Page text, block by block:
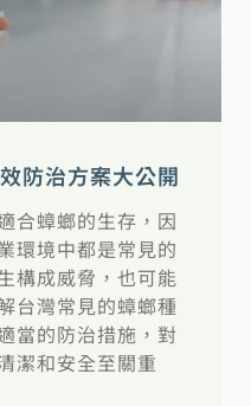
防治方案大公開
合蟑螂的生存，因
環境中都是常見的
構成威脅，也可能
台灣常見的蟑螂種
當的防治措施，對
潔和安全至關重